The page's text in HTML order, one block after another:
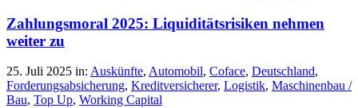
Zahlungsmoral 2025: Liquiditätsrisiken nehmen
weiter zu
25. Juli 2025 in: Auskünfte, Automobil, Coface, Deutschland,
Forderungsabsicherung, Kreditversicherer, Logistik, Maschinenbau /
Bau, Top Up, Working Capital